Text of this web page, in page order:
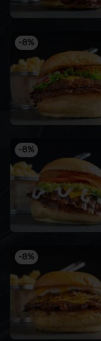
-8%
-8%
-8%